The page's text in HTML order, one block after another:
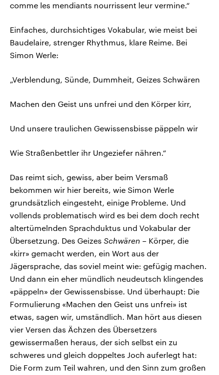
comme les mendiants nourrissent leur vermine.“
Einfaches, durchsichtiges Vokabular, wie meist bei
Baudelaire, strenger Rhythmus, klare Reime. Bei
Simon Werle:
„Verblendung, Sünde, Dummheit, Geizes Schwären
Machen den Geist uns unfrei und den Körper kirr,
Und unsere traulichen Gewissensbisse päppeln wir
Wie Straßenbettler ihr Ungeziefer nähren.“
Das reimt sich, gewiss, aber beim Versmaß
bekommen wir hier bereits, wie Simon Werle
grundsätzlich eingesteht, einige Probleme. Und
vollends problematisch wird es bei dem doch recht
altertümelnden Sprachduktus und Vokabular der
Übersetzung. Des Geizes Schwären – Körper, die
«kirr» gemacht werden, ein Wort aus der
Jägersprache, das soviel meint wie: gefügig machen.
Und dann ein eher mündlich neudeutsch klingendes
«päppeln» der Gewissensbisse. Und überhaupt: Die
Formulierung «Machen den Geist uns unfrei» ist
etwas, sagen wir, umständlich. Man hört aus diesen
vier Versen das Ächzen des Übersetzers
gewissermaßen heraus, der sich selbst ein zu
schweres und gleich doppeltes Joch auferlegt hat:
Die Form zum Teil wahren, und den Sinn zum großen